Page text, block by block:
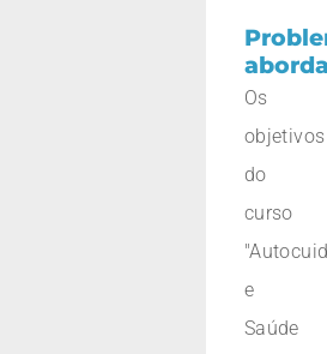
Os
objetivos
do
curso
e
Saúde